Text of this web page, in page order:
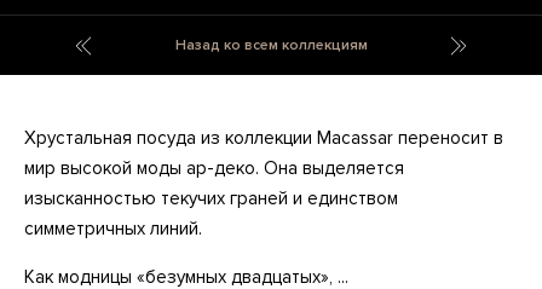
Назад ко всем коллекциям
Хрустальная посуда из коллекции Macassar переносит в
мир высокой моды ар-деко. Она выделяется
изысканностью текучих граней и единством
симметричных линий.
Как модницы «безумных двадцатых», ...